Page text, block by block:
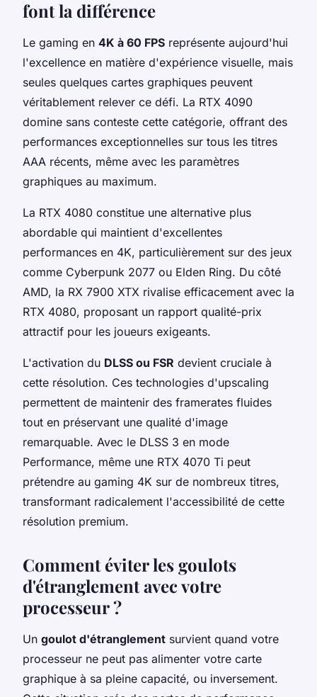
font la différence
Le gaming en 4K à 60 FPS représente aujourd'hui
l'excellence en matière d'expérience visuelle, mais
seules quelques cartes graphiques peuvent
véritablement relever ce défi. La RTX 4090
domine sans conteste cette catégorie, offrant des
performances exceptionnelles sur tous les titres
AAA récents, même avec les paramètres
graphiques au maximum.
La RTX 4080 constitue une alternative plus
abordable qui maintient d'excellentes
performances en 4K, particulièrement sur des jeux
comme Cyberpunk 2077 ou Elden Ring. Du côté
AMD, la RX 7900 XTX rivalise efficacement avec la
RTX 4080, proposant un rapport qualité-prix
attractif pour les joueurs exigeants.
L'activation du DLSS ou FSR devient cruciale à
cette résolution. Ces technologies d'upscaling
permettent de maintenir des framerates fluides
tout en préservant une qualité d'image
remarquable. Avec le DLSS 3 en mode
Performance, même une RTX 4070 Ti peut
prétendre au gaming 4K sur de nombreux titres,
transformant radicalement l'accessibilité de cette
résolution premium.
Comment éviter les goulots
d'étranglement avec votre
processeur ?
Un goulot d'étranglement survient quand votre
processeur ne peut pas alimenter votre carte
graphique à sa pleine capacité, ou inversement.